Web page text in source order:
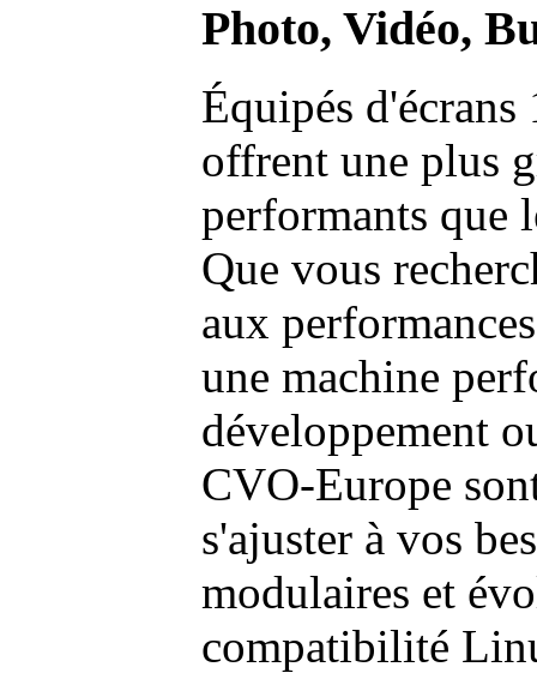
Photo, Vidéo,
Équipés
offrent une plus
performants que
Que vous
aux
une machine
développement
CVO-Europe
s'ajuster à vos
modulaires et
compatibilité